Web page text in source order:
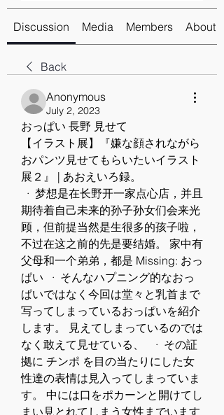
Discussion Media Members About
Back
Anonymous
July 2, 2023
おっぱい 長野 見せて
【イラスト展】『嫌な顔されながら
おパンツ見せてもらいたいイラスト
展２』 | あおえいろ録。
· 梦想是在长野开一家点心店，并且
期待着自己未来的孙子孙女们会来光
顾，但前提当然是生很多的孩子啦，
不过在这之前的先是要结婚。 家中有
父母和一个弟弟，都是 Missing: おっ
ぱい  · そんなハプニング的なおっ
ぱいではなく今回は堂々と乳首まで
写ってしまっているおっぱいを紹介
します。 見えてしまっているのでは
なく敢えて見せている、   · その証
拠に チンポ を目の当たりにした女
性達の表情は見入ってしまっていま
す。 中には口をポカーンと開けてし
まい見とれてしまう女性までいます